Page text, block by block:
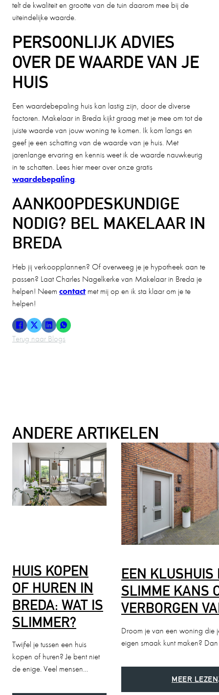
telt de kwaliteit en grootte van de tuin daarom mee bij de
uiteindelijke waarde.
PERSOONLIJK ADVIES
OVER DE WAARDE VAN JE
HUIS
Een waardebepaling huis kan lastig zijn, door de diverse
factoren. Makelaar in Breda kijkt graag met je mee om tot de
juiste waarde van jouw woning te komen. Ik kom langs en
geef je een schatting van de waarde van je huis. Met
jarenlange ervaring en kennis weet ik de waarde nauwkeurig
in te schatten. Lees hier meer over onze gratis
waardebepaling.
AANKOOPDESKUNDIGE
NODIG? BEL MAKELAAR IN
BREDA
Heb jij verkoopplannen? Of overweeg je je hypotheek aan te
passen? Laat Charles Nagelkerke van Makelaar in Breda je
helpen! Neem contact met mij op en ik sta klaar om je te
helpen!
Terug naar Blogs
ANDERE ARTIKELEN
HUIS KOPEN
OF HUREN IN
BREDA: WAT IS
SLIMMER?
Twijfel je tussen een huis
kopen of huren? Je bent niet
de enige. Veel mensen…
EEN KLUSHUIS
SLIMME KANS
VERBORGEN
Droom je van een woning die
eigen smaak kunt maken?
MEER LEZEN